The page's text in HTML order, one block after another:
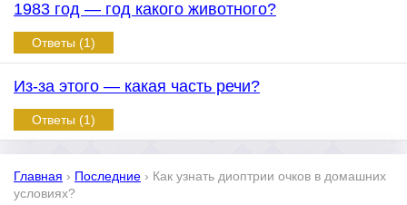
1983 год — год какого животного?
Ответы (1)
Из-за этого — какая часть речи?
Ответы (1)
Главная › Последние › Как узнать диоптрии очков в домашних
условиях?